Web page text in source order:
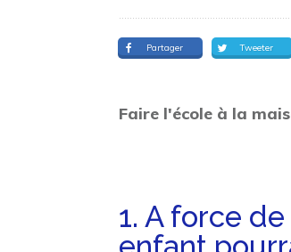
Partager Tweeter
Faire l'école à la
1. A force